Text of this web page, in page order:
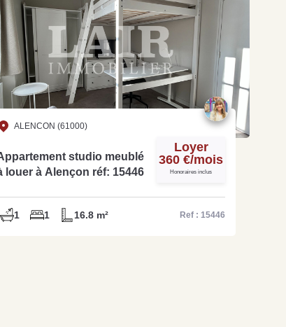
ALENCON (61000)
studio meublé
louer à Alençon réf: 15446
Loyer
360 €/mois
Honoraires inclus
1 1 16.8 m² Ref : 15446